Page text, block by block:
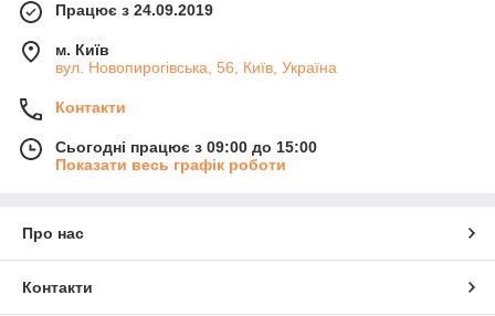
Працює з 24.09.2019
м. Київ
вул. Новопирогівська, 56, Київ, Україна
Контакти
Сьогодні працює з 09:00 до 15:00
Показати весь графік роботи
Про нас
Контакти